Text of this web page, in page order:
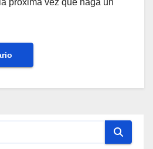
próxima vez que haga un